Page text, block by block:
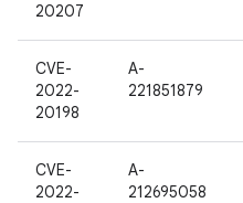
20207
CVE-
2022-
20198
A-
221851879
CVE-
2022-
A-
212695058